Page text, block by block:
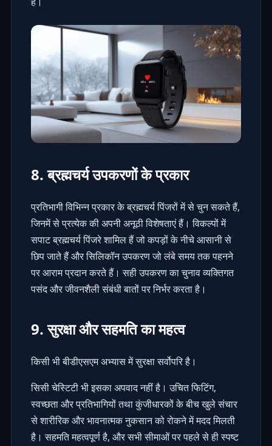
8. ब्रह्मचर्य उपकरणों के प्रकार
प्रतिभागी विभिन्न प्रकार केब्रह्मचर्य पिंजरोंमें से चुन सकते हैं,
जिनमें से प्रत्येक की अपनी अनूठी विशेषताएं हैं। विकल्पों में
सपाट ब्रह्मचर्य पिंजरे शामिल हैं जो कपड़ों के नीचे आसानी से
छिप जाते हैं और सिलिकॉन उपकरण जो लंबे समय तक पहनने
पर आराम प्रदान करते हैं। सही उपकरण का चुनाव व्यक्तिगत
पसंद और जीवनशैली संबंधी बातों पर निर्भर करता है।
9. सुरक्षा और सहमति का महत्व
किसी भी बीडीएसएम अभ्यास में सुरक्षा सर्वोपरि है।
सिसी चेस्टिटी भी इसका अपवाद नहीं है। उचित फिटिंग,
स्वच्छता और प्रतिभागियों तथा कुंजीधारकों के बीच खुले संचार
से शारीरिक और भावनात्मक नुकसान को रोकने में मदद मिलती
है। सहमति महत्वपूर्ण है, और सभी सीमाओं पर पहले से ही स्पष्ट